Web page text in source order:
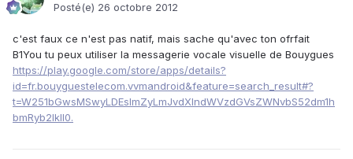
Posté(e) 26 octobre 2012
c'est faux ce n'est pas natif, mais sache qu'avec ton ofrfait
B1You tu peux utiliser la messagerie vocale visuelle de Bouygues
https://play.google.com/store/apps/details?
id=fr.bouyguestelecom.vvmandroid&feature=search_result#?
t=W251bGwsMSwyLDEsImZyLmJvdXlndWVzdGVsZWNvbS52dm1h
bmRyb2lkIl0.